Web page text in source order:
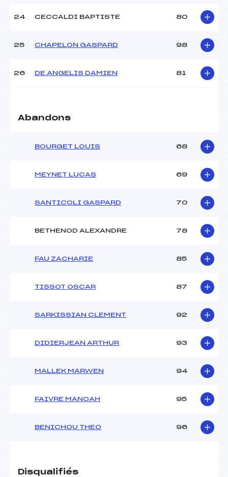
24 CECCALDI BAPTISTE 80
25 CHAPELON GASPARD 98
26 DE ANGELIS DAMIEN 81
Abandons
BOURGET LOUIS 68
MEYNET LUCAS 69
SANTICOLI GASPARD 70
BETHENOD ALEXANDRE 78
FAU ZACHARIE 85
TISSOT OSCAR 87
SARKISSIAN CLEMENT 92
DIDIERJEAN ARTHUR 93
MALLEK MARWEN 94
FAIVRE MANOAH 95
BENICHOU THEO 96
Disqualifiés